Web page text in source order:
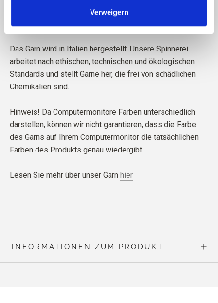
Verweigern
Das Garn wird in Italien hergestellt. Unsere Spinnerei
arbeitet nach ethischen, technischen und ökologischen
Standards und stellt Garne her, die frei von schädlichen
Chemikalien sind.
Hinweis! Da Computermonitore Farben unterschiedlich
darstellen, können wir nicht garantieren, dass die Farbe
des Garns auf Ihrem Computermonitor die tatsächlichen
Farben des Produkts genau wiedergibt.
Lesen Sie mehr über unser Garn hier
INFORMATIONEN ZUM PRODUKT